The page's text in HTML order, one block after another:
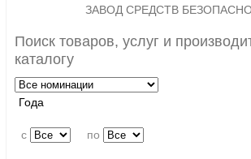
ЗАВОД СРЕДСТВ
Поиск товаров, услуг и
каталогу
Года
c по